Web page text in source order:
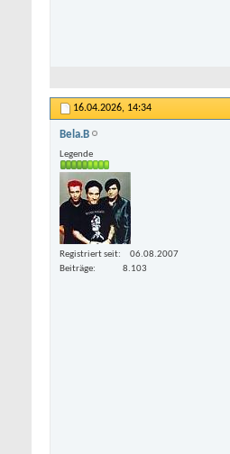
16.04.2026, 14:34
Bela.B
Legende
Registriert seit
06.08.2007
Beiträge
8.103